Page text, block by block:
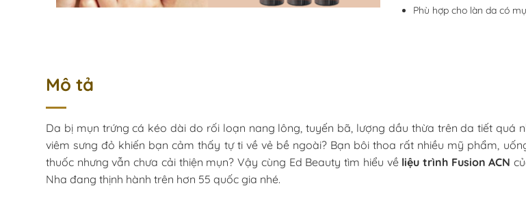
Phù hợp cho làn da có
Mô tả
Da bị mụn trứng cá kéo dài do rối loạn nang lông, tuyến bã, lượng dầu thừa trên da tiết quá
viêm sưng đỏ khiến bạn cảm thấy tự ti về vẻ bề ngoài? Bạn bôi thoa rất nhiều mỹ phẩm,
thuốc nhưng vẫn chưa cải thiện mụn? Vậy cùng Ed Beauty tìm hiểu về liệu trình Fusion ACN
Nha đang thịnh hành trên hơn 55 quốc gia nhé.